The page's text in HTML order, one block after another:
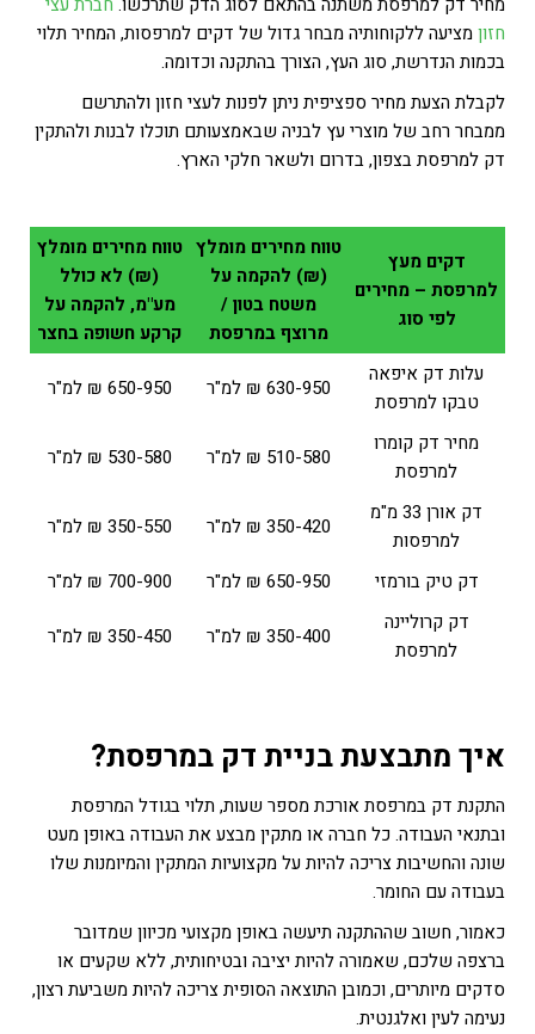
חזוןמציעה ללקוחותיה מבחר גדול של דקים למרפסות, המחיר תלוי
בכמות הנדרשת, סוג העץ, הצורך בהתקנה וכדומה.
לקבלת הצעת מחיר ספציפית ניתן לפנות לעצי חזון ולהתרשם
ממבחר רחב של מוצרי עץ לבניה שבאמצעותם תוכלו לבנות ולהתקין
דק למרפסת בצפון, בדרום ולשאר חלקי הארץ.
דקים מעץ
למרפסת – מחירים
לפי סוג
טווח מחירים מומלץ
(₪) להקמה על
משטח בטון /
מרוצף במרפסת
טווח מחירים מומלץ
(₪) לא כולל
מע"מ, להקמה על
קרקע חשופה בחצר
עלות דק איפאה
טבקו למרפסת
630-950 ₪ למ"ר 650-950 ₪ למ"ר
מחיר דק קומרו
למרפסת
510-580 ₪ למ"ר 530-580 ₪ למ"ר
דק אורן 33 מ"מ
למרפסות
350-420 ₪ למ"ר 350-550 ₪ למ"ר
דק טיק בורמזי 650-950 ₪ למ"ר
700-900 ₪ למ"ר
דק קרוליינה
למרפסת
350-400 ₪ למ"ר 350-450 ₪ למ"ר
איך מתבצעת בניית דק במרפסת?
התקנת דק במרפסת אורכת מספר שעות, תלוי בגודל המרפסת
ובתנאי העבודה. כל חברה או מתקין מבצע את העבודה באופן מעט
שונה והחשיבות צריכה להיות על מקצועיות המתקין והמיומנות שלו
בעבודה עם החומר.
כאמור, חשוב שההתקנה תיעשה באופן מקצועי מכיוון שמדובר
ברצפה שלכם, שאמורה להיות יציבה ובטיחותית, ללא שקעים או
סדקים מיותרים, וכמובן התוצאה הסופית צריכה להיות משביעת רצון,
נעימה לעין ואלגנטית.